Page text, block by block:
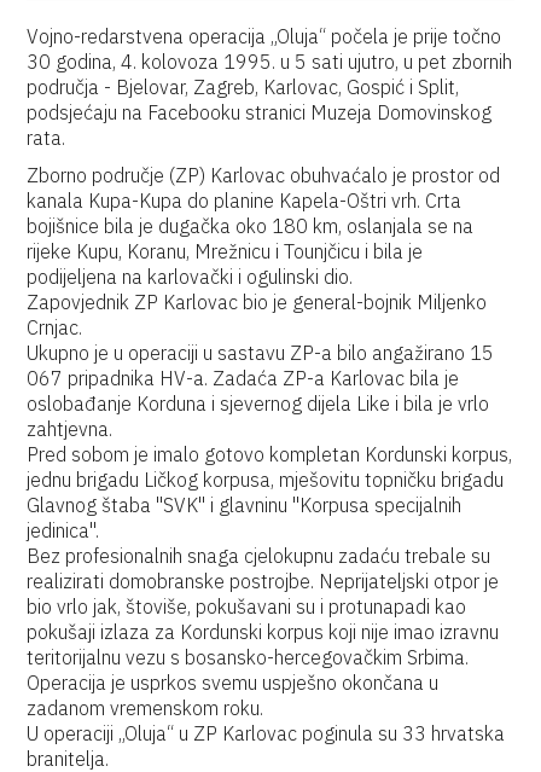
Vojno-redarstvena operacija „Oluja“ počela je prije točno
30 godina, 4. kolovoza 1995. u 5 sati ujutro, u pet zbornih
područja - Bjelovar, Zagreb, Karlovac, Gospić i Split,
podsjećaju na Facebooku stranici Muzeja Domovinskog
rata.
Zborno područje (ZP) Karlovac obuhvaćalo je prostor od
kanala Kupa-Kupa do planine Kapela-Oštri vrh. Crta
bojišnice bila je dugačka oko 180 km, oslanjala se na
rijeke Kupu, Koranu, Mrežnicu i Tounjčicu i bila je
podijeljena na karlovački i ogulinski dio.
Zapovjednik ZP Karlovac bio je general-bojnik Miljenko
Crnjac.
Ukupno je u operaciji u sastavu ZP-a bilo angažirano 15
067 pripadnika HV-a. Zadaća ZP-a Karlovac bila je
oslobađanje Korduna i sjevernog dijela Like i bila je vrlo
zahtjevna.
Pred sobom je imalo gotovo kompletan Kordunski korpus,
jednu brigadu Ličkog korpusa, mješovitu topničku brigadu
Glavnog štaba "SVK" i glavninu "Korpusa specijalnih
jedinica".
Bez profesionalnih snaga cjelokupnu zadaću trebale su
realizirati domobranske postrojbe. Neprijateljski otpor je
bio vrlo jak, štoviše, pokušavani su i protunapadi kao
pokušaji izlaza za Kordunski korpus koji nije imao izravnu
teritorijalnu vezu s bosansko-hercegovačkim Srbima.
Operacija je usprkos svemu uspješno okončana u
zadanom vremenskom roku.
U operaciji „Oluja“ u ZP Karlovac poginula su 33 hrvatska
branitelja.